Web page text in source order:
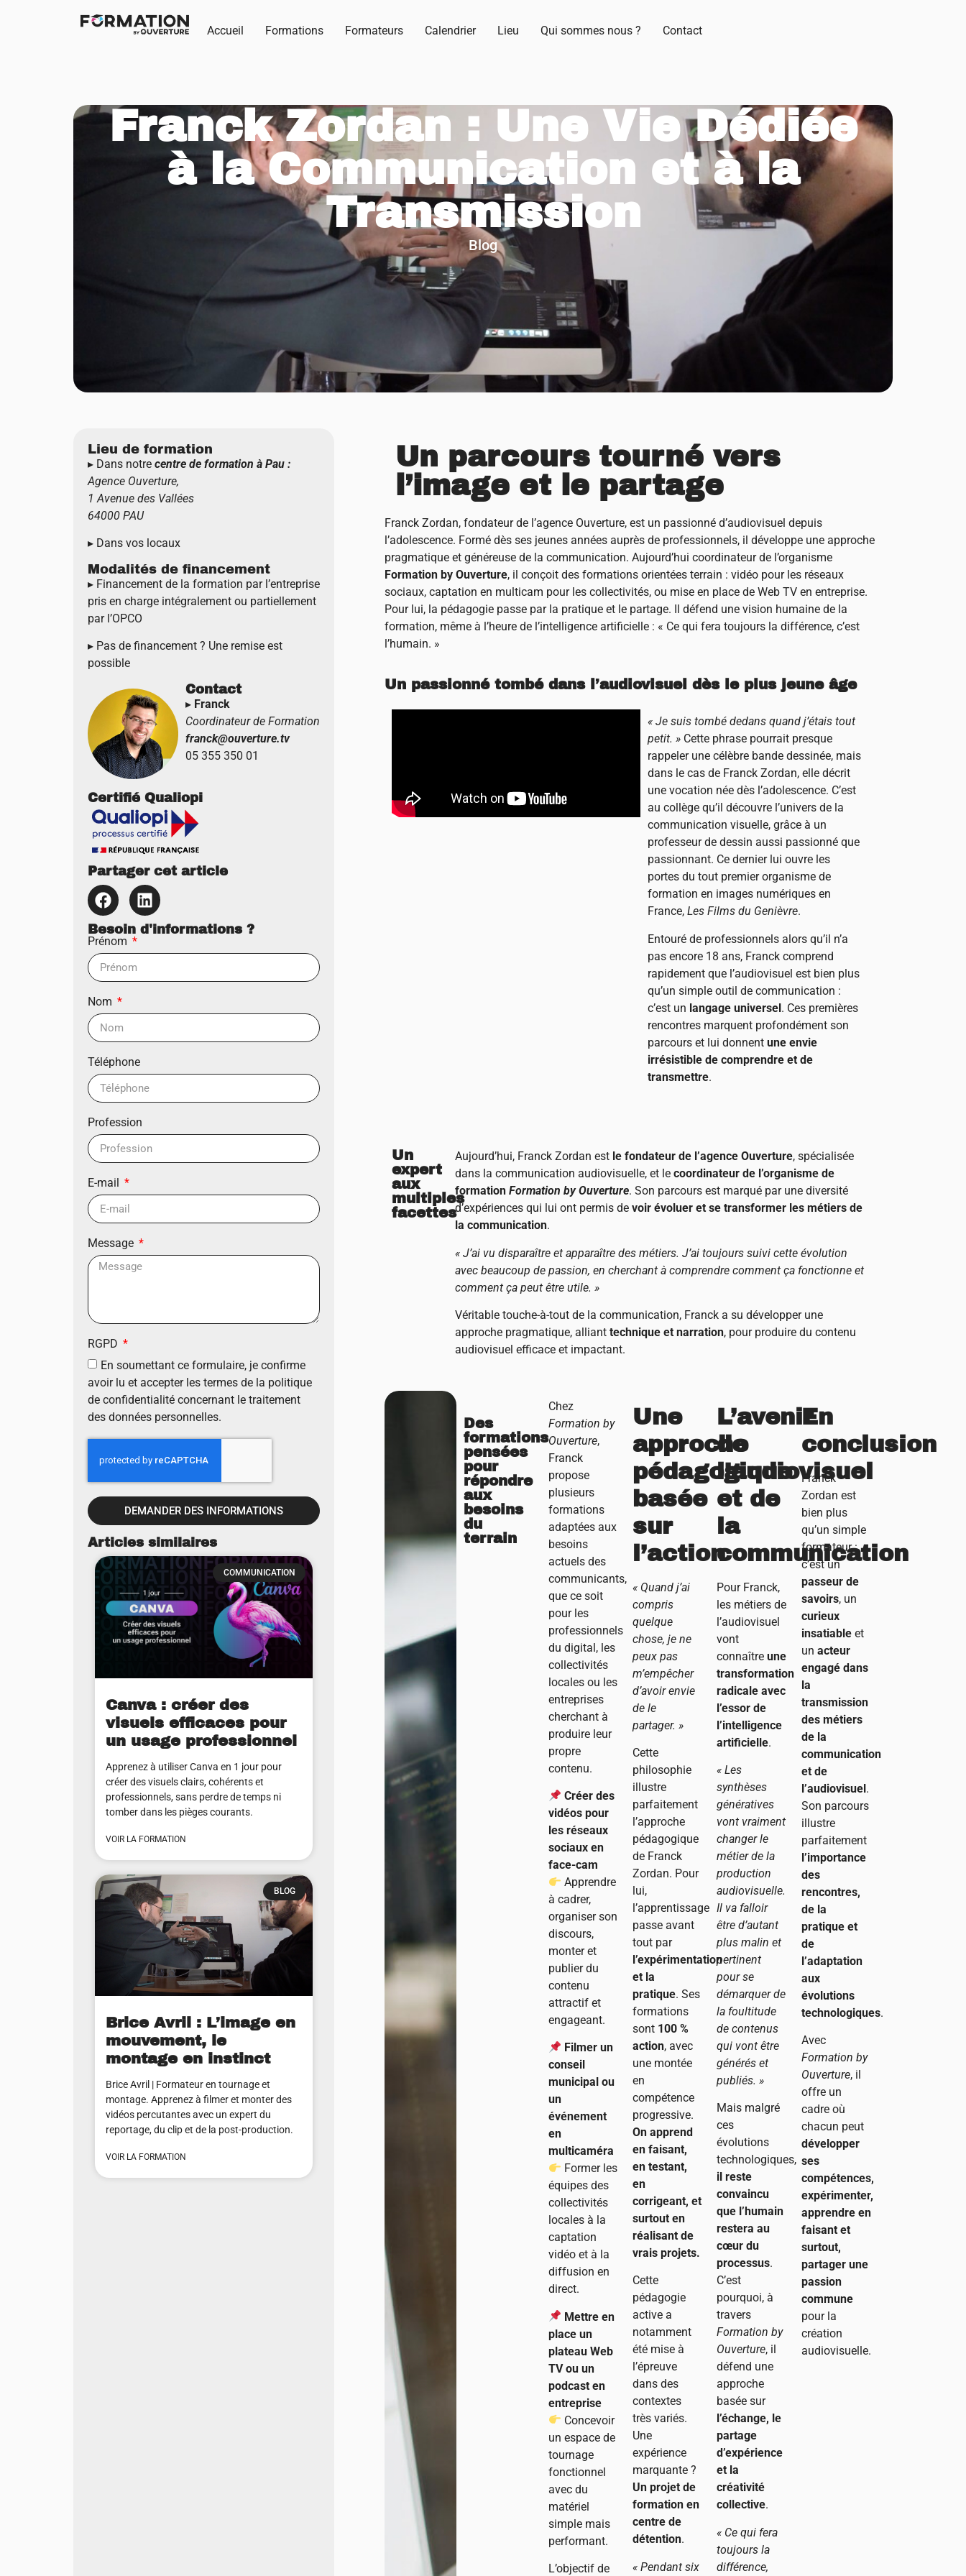
Accueil Formations Formateurs Calendrier Lieu Qui sommes nous ? Contact
Franck Zordan : Une Vie Dédiée
à la Communication et à la
Transmission
Blog
Lieu de formation
▸ Dans notre centre de formation à Pau :
Agence Ouverture,
1 Avenue des Vallées
64000 PAU
▸ Dans vos locaux
Modalités de financement
▸ Financement de la formation par l’entreprise
pris en charge intégralement ou partiellement
par l’OPCO
▸ Pas de financement ? Une remise est
possible
Contact
▸ Franck
Coordinateur de Formation
franck@ouverture.tv
05 355 350 01
Certifié Qualiopi
Partager cet article
Besoin d'informations ?
Prénom
Nom
Téléphone
Profession
E-mail
Message
RGPD
En soumettant ce formulaire, je confirme
avoir lu et accepter les termes de la politique
de confidentialité concernant le traitement
des données personnelles.
DEMANDER DES INFORMATIONS
Articles similaires
COMMUNICATION
Canva : créer des
visuels efficaces pour
un usage professionnel
Apprenez à utiliser Canva en 1 jour pour
créer des visuels clairs, cohérents et
professionnels, sans perdre de temps ni
tomber dans les pièges courants.
VOIR LA FORMATION
BLOG
Brice Avril : L’image en
mouvement, le
montage en instinct
Brice Avril | Formateur en tournage et
montage. Apprenez à filmer et monter des
vidéos percutantes avec un expert du
reportage, du clip et de la post-production.
VOIR LA FORMATION
Un parcours tourné vers
l’image et le partage
Franck Zordan, fondateur de l’agence Ouverture, est un passionné d’audiovisuel depuis
l’adolescence. Formé dès ses jeunes années auprès de professionnels, il développe une approche
pragmatique et généreuse de la communication. Aujourd’hui coordinateur de l’organisme
Formation by Ouverture, il conçoit des formations orientées terrain : vidéo pour les réseaux
sociaux, captation en multicam pour les collectivités, ou mise en place de Web TV en entreprise.
Pour lui, la pédagogie passe par la pratique et le partage. Il défend une vision humaine de la
formation, même à l’heure de l’intelligence artificielle : « Ce qui fera toujours la différence, c’est
l’humain. »
Un passionné tombé dans l’audiovisuel dès le plus jeune âge
« Je suis tombé dedans quand j’étais tout
petit. »Cette phrase pourrait presque
rappeler une célèbre bande dessinée, mais
dans le cas de Franck Zordan, elle décrit
une vocation née dès l’adolescence. C’est
au collège qu’il découvre l’univers de la
communication visuelle, grâce à un
professeur de dessin aussi passionné que
passionnant. Ce dernier lui ouvre les
portes du tout premier organisme de
formation en images numériques en
France, Les Films du Genièvre.
Entouré de professionnels alors qu’il n’a
pas encore 18 ans, Franck comprend
rapidement que l’audiovisuel est bien plus
qu’un simple outil de communication :
c’est un langage universel. Ces premières
rencontres marquent profondément son
parcours et lui donnent une envie
irrésistible de comprendre et de
transmettre.
Un
expert
aux
multiples
facettes
Aujourd’hui, Franck Zordan est le fondateur de l’agence Ouverture, spécialisée
dans la communication audiovisuelle, et lecoordinateur de l’organisme de
formationFormation by Ouverture. Son parcours est marqué par une diversité
d’expériences qui lui ont permis devoir évoluer et se transformer les métiers de
la communication.
« J’ai vu disparaître et apparaître des métiers. J’ai toujours suivi cette évolution
avec beaucoup de passion, en cherchant à comprendre comment ça fonctionne et
comment ça peut être utile. »
Véritable touche-à-tout de la communication, Franck a su développer une
approche pragmatique, allianttechnique et narration, pour produire du contenu
audiovisuel efficace et impactant.
Des
formations
pensées
pour
répondre
aux
besoins
du
terrain
Chez
Formation by
Ouverture,
Franck
propose
plusieurs
formations
adaptées aux
besoins
actuels des
communicants,
que ce soit
pour les
professionnels
du digital, les
collectivités
locales ou les
entreprises
cherchant à
produire leur
propre
contenu.
Créer des
vidéos pour
les réseaux
sociaux en
face-cam
Apprendre
à cadrer,
organiser son
discours,
monter et
publier du
contenu
attractif et
engageant.
Filmer un
conseil
municipal ou
un
événement
en
multicaméra
Former les
équipes des
collectivités
locales à la
captation
vidéo et à la
diffusion en
direct.
Mettre en
place un
plateau Web
TV ou un
podcast en
entreprise
Concevoir
un espace de
tournage
fonctionnel
avec du
matériel
simple mais
performant.
L’objectif de
Une
approche
pédagogique
basée
sur
l’action
« Quand j’ai
compris
quelque
chose, je ne
peux pas
m’empêcher
d’avoir envie
de le
partager. »
Cette
philosophie
illustre
parfaitement
l’approche
pédagogique
de Franck
Zordan. Pour
lui,
l’apprentissage
passe avant
tout par
l’expérimentation
et la
pratique. Ses
formations
sont 100 %
action, avec
une montée
en
compétence
progressive.
On apprend
en faisant,
en testant,
en
corrigeant, et
surtout en
réalisant de
vrais projets.
Cette
pédagogie
active a
notamment
été mise à
l’épreuve
dans des
contextes
très variés.
Une
expérience
marquante ?
Un projet de
formation en
centre de
détention.
« Pendant six
L’avenir
de
l’audiovisuel
et de
la
communication
Pour Franck,
les métiers de
l’audiovisuel
vont
connaîtreune
transformation
radicale avec
l’essor de
l’intelligence
artificielle.
« Les
synthèses
génératives
vont vraiment
changer le
métier de la
production
audiovisuelle.
Il va falloir
être d’autant
plus malin et
pertinent
pour se
démarquer de
la foultitude
de contenus
qui vont être
générés et
publiés. »
Mais malgré
ces
évolutions
technologiques,
il reste
convaincu
que l’humain
restera au
cœur du
processus.
C’est
pourquoi, à
travers
Formation by
Ouverture, il
défend une
approche
basée sur
l’échange, le
partage
d’expérience
et la
créativité
collective.
« Ce qui fera
toujours la
différence,
En
conclusion
Franck
Zordan est
bien plus
qu’un simple
formateur :
c’est un
passeur de
savoirs, un
curieux
insatiableet
un acteur
engagé dans
la
transmission
des métiers
de la
communication
et de
l’audiovisuel.
Son parcours
illustre
parfaitement
l’importance
des
rencontres,
de la
pratique et
de
l’adaptation
aux
évolutions
technologiques.
Avec
Formation by
Ouverture, il
offre un
cadre où
chacun peut
développer
ses
compétences,
expérimenter,
apprendre en
faisant et
surtout,
partager une
passion
commune
pour la
création
audiovisuelle.